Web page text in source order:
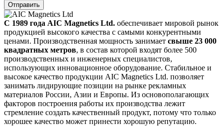
Отправить
С 1989 года AIC Magnetics Ltd. обеспечивает мировой рынок
продукцией высокого качества с самыми конкурентными
ценами. Производственная мощность занимает свыше 23 000
квадратных метров, в состав которой входят более 500
производственных и инженерных специалистов,
использующих инновационное оборудование. Стабильное и
высокое качество продукции AIC Magnetics Ltd. позволяет
занимать лидирующие позиции на рынке рекламных
материалов России, Азии и Европы. Из основополагающих
факторов построения работы их производства лежит
стремление создать качественный продукт, потому что только
хорошее качество может принести хорошую репутацию.